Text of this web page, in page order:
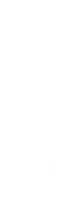
Price
€12.00